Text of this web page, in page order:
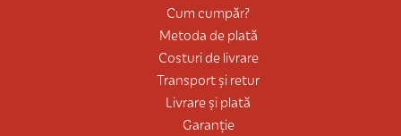
Cum cumpăr?
Metoda de plată
Costuri de livrare
Transport și retur
Livrare și plată
Garanție